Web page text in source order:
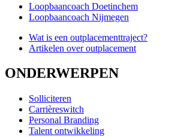
Loopbaancoach Doetinchem
Loopbaancoach Nijmegen
Wat is een outplacementtraject?
Artikelen over outplacement
ONDERWERPEN
Solliciteren
Carrièreswitch
Personal Branding
Talent ontwikkeling